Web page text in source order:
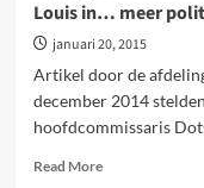
Louis in… meer
januari 20, 2015
Artikel door de
december 2014
hoofdcommissaris
Read MoreRead